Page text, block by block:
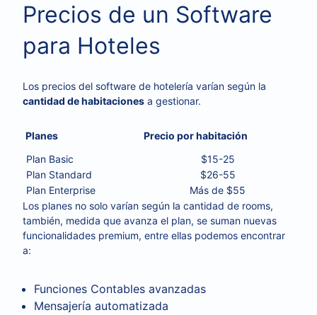
Precios de un Software
para Hoteles
Los precios del software de hotelería varían según la
cantidad de habitaciones a gestionar.
Planes
Precio por habitación
Plan Basic
$15-25
Plan Standard
$26-55
Plan Enterprise
Más de $55
Los planes no solo varían según la cantidad de rooms,
también, medida que avanza el plan, se suman nuevas
funcionalidades premium, entre ellas podemos encontrar
a:
Funciones Contables avanzadas
Mensajería automatizada